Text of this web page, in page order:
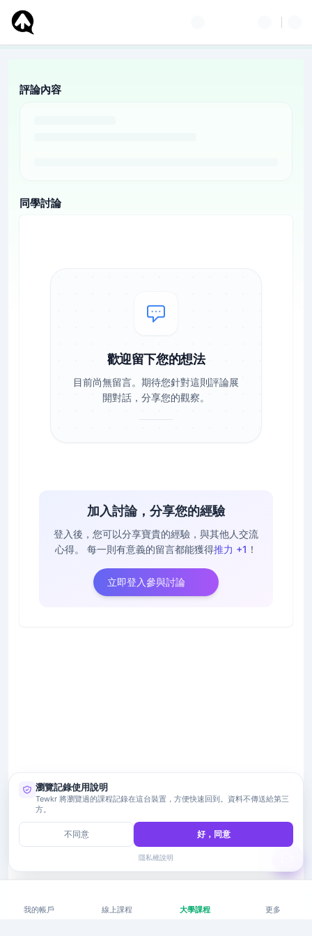
評論內容
同學討論
歡迎留下您的想法
目前尚無留言。期待您針對這則評論展
開對話，分享您的觀察。
加入討論，分享您的經驗
登入後，您可以分享寶貴的經驗，與其他人交流
心得。
每一則有意義的留言都能獲得推力 +1 ！
立即登入參與討論
我的帳戶 線上課程 大學課程 更多
瀏覽記錄使用說明
Tewkr 將瀏覽過的課程記錄在這台裝置，方便快速回到。資料不傳送給第三
方。
不同意 好，同意
隱私權說明